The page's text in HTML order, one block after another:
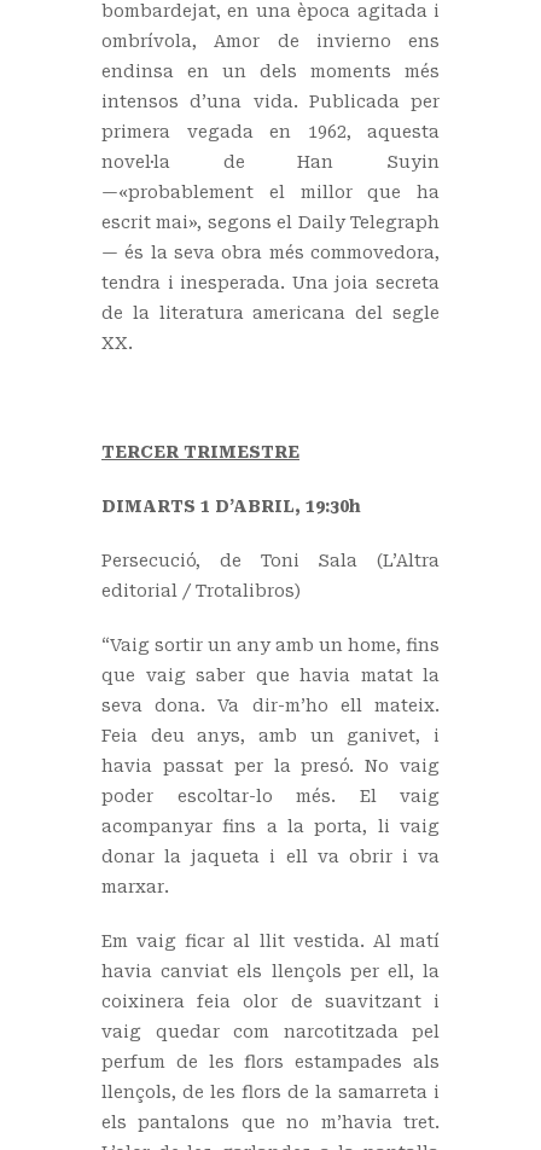
bombardejat, en una època agitada i
ombrívola, Amor de invierno ens
endinsa en un dels moments més
intensos d’una vida. Publicada per
primera vegada en 1962, aquesta
novel·la de Han Suyin
—«probablement el millor que ha
escrit mai», segons el Daily Telegraph
— és la seva obra més commovedora,
tendra i inesperada. Una joia secreta
de la literatura americana del segle
XX.
TERCER TRIMESTRE
DIMARTS 1 D’ABRIL, 19:30h
Persecució, de Toni Sala (L’Altra
editorial / Trotalibros)
“Vaig sortir un any amb un home, fins
que vaig saber que havia matat la
seva dona. Va dir-m’ho ell mateix.
Feia deu anys, amb un ganivet, i
havia passat per la presó. No vaig
poder escoltar-lo més. El vaig
acompanyar fins a la porta, li vaig
donar la jaqueta i ell va obrir i va
marxar.
Em vaig ficar al llit vestida. Al matí
havia canviat els llençols per ell, la
coixinera feia olor de suavitzant i
vaig quedar com narcotitzada pel
perfum de les flors estampades als
llençols, de les flors de la samarreta i
els pantalons que no m’havia tret.